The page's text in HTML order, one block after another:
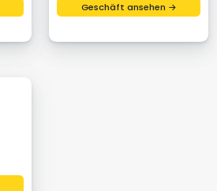
Geschäft ansehen →